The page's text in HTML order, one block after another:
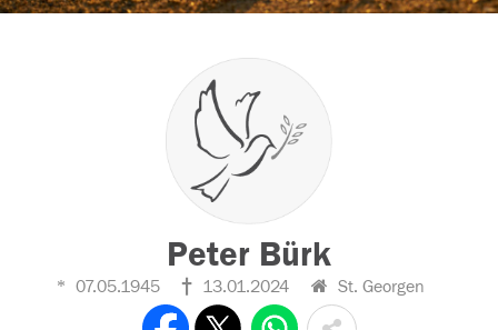
Peter Bürk
07.05.1945 13.01.2024 St. Georgen